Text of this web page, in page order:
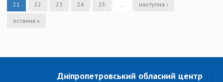
21 22 23 24 25 … наступна ›
остання »
Дніпропетровський обласний центр